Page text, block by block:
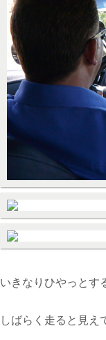
いきなりひやっとす
しばらく走ると見え